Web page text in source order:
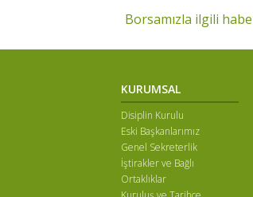
Borsamızla ilgili
KURUMSAL
Disiplin Kurulu
Eski Başkanlarımız
Genel Sekreterlik
İştirakler ve Bağlı
Ortaklıklar